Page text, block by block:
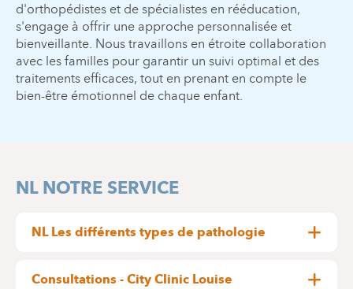
d'orthopédistes et de spécialistes en rééducation,
s'engage à offrir une approche personnalisée et
bienveillante. Nous travaillons en étroite collaboration
avec les familles pour garantir un suivi optimal et des
traitements efficaces, tout en prenant en compte le
bien-être émotionnel de chaque enfant.
NL NOTRE SERVICE
NL Les différents types de pathologie
quotidien:troubles statiques des membres
Consultations - City Clinic Louise